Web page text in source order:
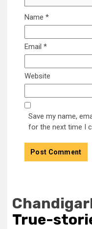
Name *
Email *
Website
Save my name,
for the next time I
True-